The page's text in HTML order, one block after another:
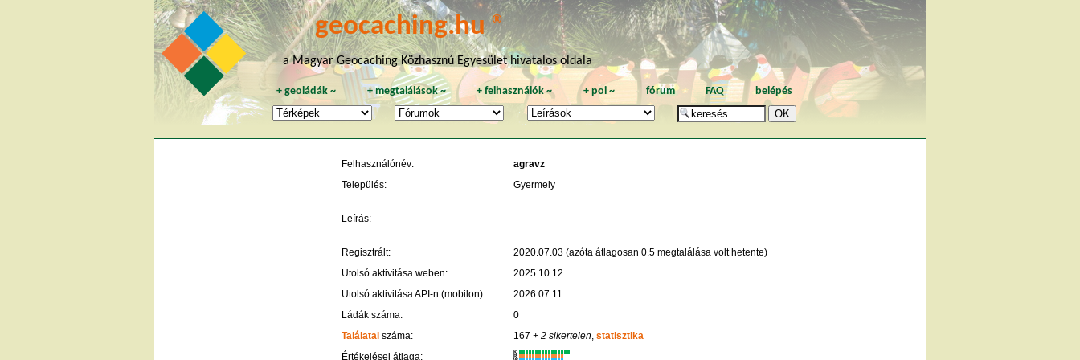
geocaching.hu ®
a Magyar Geocaching Közhasznú Egyesület hivatalos oldala
+geoládák ~ +megtalálások~ +felhasználók~ + poi~ fórum FAQ belépés
Felhasználónév:
agravz
Település:
Gyermely
Leírás:
Regisztrált:
2020.07.03 (azóta átlagosan 0.5 megtalálása volt hetente)
Utolsó aktivitása weben:
2025.10.12
Utolsó aktivitása API-n (mobilon):
2026.07.11
Ládák száma:
0
Találatai száma: 167 + 2 sikertelen, statisztika
Értékelései átlaga:
K
R